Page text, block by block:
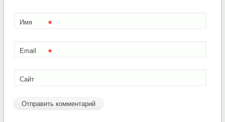
Имя *
Email *
Сайт